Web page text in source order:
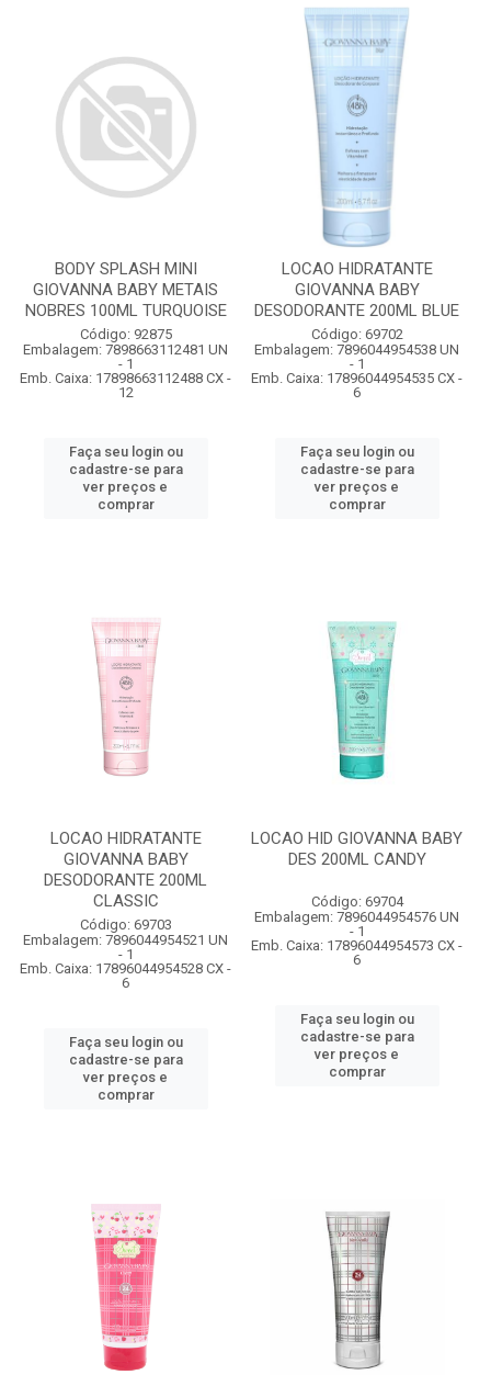
BODY SPLASH MINI
GIOVANNA BABY METAIS
NOBRES 100ML TURQUOISE
Código: 92875
Embalagem: 7898663112481 UN
- 1
Emb. Caixa: 17898663112488 CX -
12
Faça seu login ou
cadastre-se para
ver preços e
comprar
LOCAO HIDRATANTE
GIOVANNA BABY
DESODORANTE 200ML BLUE
Código: 69702
Embalagem: 7896044954538 UN
- 1
Emb. Caixa: 17896044954535 CX -
6
Faça seu login ou
cadastre-se para
ver preços e
comprar
LOCAO HIDRATANTE
GIOVANNA BABY
DESODORANTE 200ML
CLASSIC
Código: 69703
Embalagem: 7896044954521 UN
- 1
Emb. Caixa: 17896044954528 CX -
6
Faça seu login ou
cadastre-se para
ver preços e
comprar
LOCAO HID GIOVANNA BABY
DES 200ML CANDY
Código: 69704
Embalagem: 7896044954576 UN
- 1
Emb. Caixa: 17896044954573 CX -
6
Faça seu login ou
cadastre-se para
ver preços e
comprar